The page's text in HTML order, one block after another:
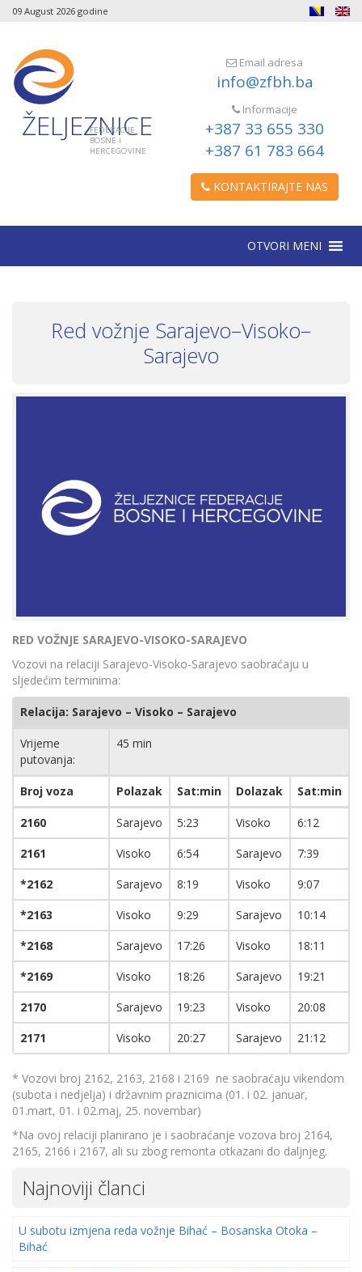
09 August 2026 godine
ŽELJEZNICE
FEDERACIJE
BOSNE I
HERCEGOVINE
Email adresa
info@zfbh.ba
Informacije
+387 33 655 330
+387 61 783 664
KONTAKTIRAJTE NAS
OTVORI MENI
Red vožnje Sarajevo–Visoko–
Sarajevo
RED VOŽNJE SARAJEVO-VISOKO-SARAJEVO
Vozovi na relaciji Sarajevo-Visoko-Sarajevo saobraćaju u
sljedećim terminima:
Relacija: Sarajevo – Visoko – Sarajevo
Vrijeme
putovanja:
45 min
Broj voza Polazak Sat:min Dolazak Sat:min
2160 Sarajevo 5:23 Visoko
6:12
2161
Visoko 6:54 Sarajevo
7:39
*2162
Sarajevo 8:19 Visoko
9:07
*2163
Visoko 9:29 Sarajevo
10:14
*2168
Sarajevo 17:26 Visoko
18:11
*2169
Visoko 18:26 Sarajevo
19:21
2170
Sarajevo 19:23 Visoko
20:08
2171
Visoko 20:27 Sarajevo 21:12
* Vozovi broj 2162, 2163, 2168 i 2169 ne saobraćaju vikendom
(subota i nedjelja) i državnim praznicima (01. i 02. januar,
01.mart, 01. i 02.maj, 25. novembar)
*Na ovoj relaciji planirano je i saobraćanje vozova broj 2164,
2165, 2166 i 2167, ali su zbog remonta otkazani do daljnjeg.
Najnoviji članci
U subotu izmjena reda vožnje Bihać – Bosanska Otoka –
Bihać